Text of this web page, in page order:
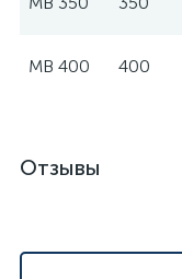
МВ 400 400
Отзывы